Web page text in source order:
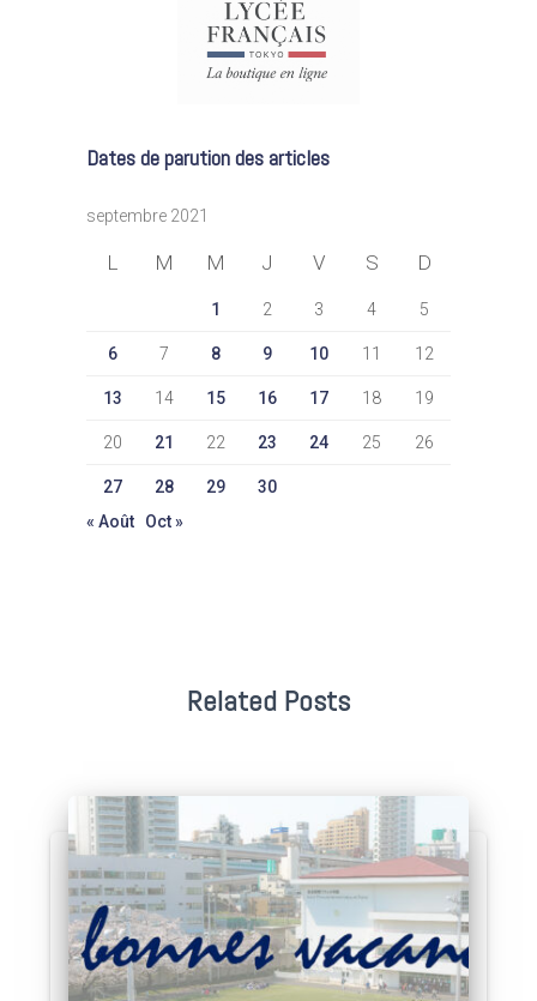
Dates de parution des articles
septembre 2021
L M M J V S D
1 2 3 4 5
6 7 8 9 10 11 12
13 14 15 16 17 18 19
20 21 22 23 24 25 26
27 28 29
30
« Août
Oct »
Related Posts